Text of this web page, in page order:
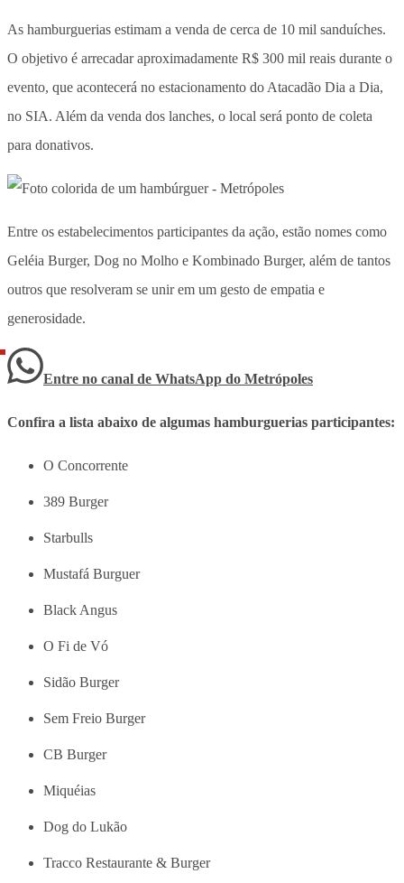
As hamburguerias estimam a venda de cerca de 10 mil sanduíches.
O objetivo é arrecadar aproximadamente R$ 300 mil reais durante o
evento, que acontecerá no estacionamento do Atacadão Dia a Dia,
no SIA. Além da venda dos lanches, o local será ponto de coleta
para donativos.
Entre os estabelecimentos participantes da ação, estão nomes como
Geléia Burger, Dog no Molho e Kombinado Burger, além de tantos
outros que resolveram se unir em um gesto de empatia e
generosidade.
Entre no canal de WhatsApp do Metrópoles
Confira a lista abaixo de algumas hamburguerias participantes:
O Concorrente
389 Burger
Starbulls
Mustafá Burguer
Black Angus
O Fi de Vó
Sidão Burger
Sem Freio Burger
CB Burger
Miquéias
Dog do Lukão
Tracco Restaurante & Burger